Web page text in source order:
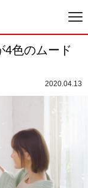
4色のムード
2020.04.13